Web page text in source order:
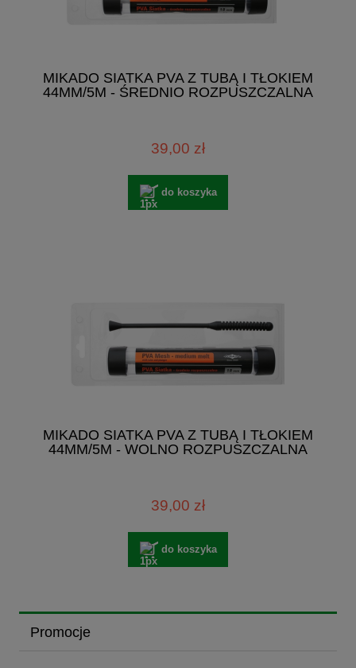
MIKADO SIATKA PVA Z TUBĄ I TŁOKIEM
44MM/5M - ŚREDNIO ROZPUSZCZALNA
39,00 zł
do koszyka
MIKADO SIATKA PVA Z TUBĄ I TŁOKIEM
44MM/5M - WOLNO ROZPUSZCZALNA
39,00 zł
do koszyka
Promocje